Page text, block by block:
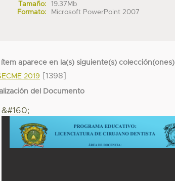
Tamaño:
19.37Mb
Formato:
Microsoft PowerPoint 2007
ítem aparece en la(s) siguiente(s) colección(ones)
2019
[1398]
del Documento
&#160;